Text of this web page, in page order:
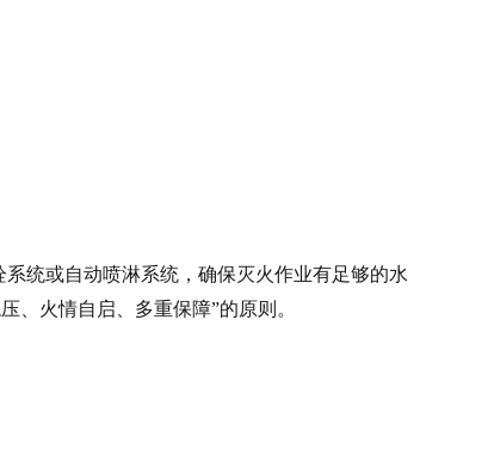
统或自动喷淋系统，确保灭火作业有足够的水
、火情自启、多重保障”的原则。